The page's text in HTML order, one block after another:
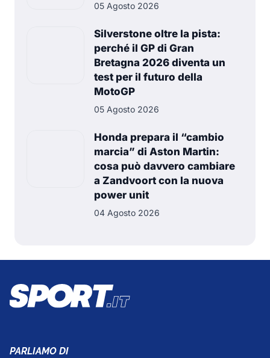
05 Agosto 2026
Silverstone oltre la pista:
perché il GP di Gran
Bretagna 2026 diventa un
test per il futuro della
MotoGP
05 Agosto 2026
Honda prepara il “cambio
marcia” di Aston Martin:
cosa può davvero cambiare
a Zandvoort con la nuova
power unit
04 Agosto 2026
PARLIAMO DI